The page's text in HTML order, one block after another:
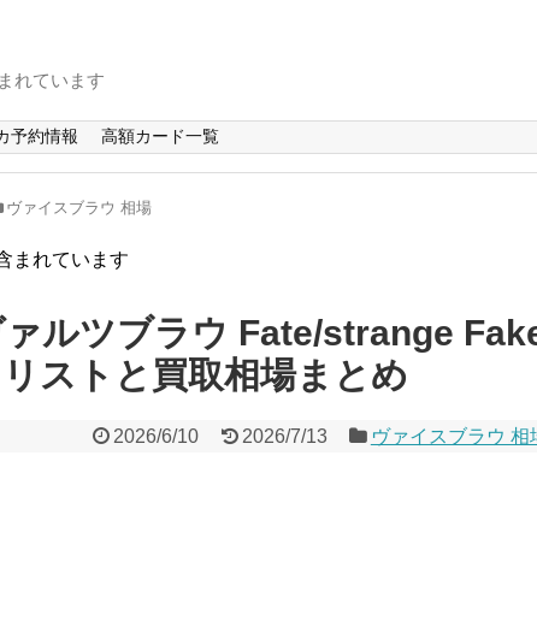
れています
予約情報 高額カード一覧
ヴァイスブラウ 相場
まれています
ルツブラウ Fate/strange
ストと買取相場まとめ
2026/6/10 2026/7/13 ヴァイスブラウ 相